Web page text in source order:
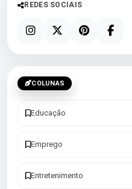
REDES SOCIAIS
COLUNAS
Educação
Emprego
Entretenimento